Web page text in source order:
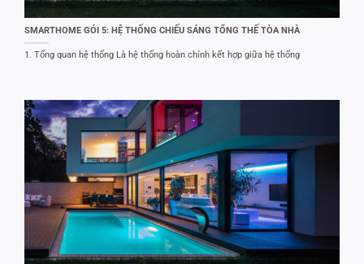
SMARTHOME GÓI 5: HỆ THỐNG CHIẾU SÁNG TỔNG THẾ TÒA NHÀ
1. Tổng quan hệ thống Là hệ thống hoàn chỉnh kết hợp giữa hệ thống